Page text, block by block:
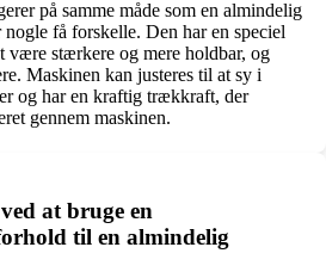
på samme måde som en almindelig
få forskelle. Den har en speciel
være stærkere og mere holdbar, og
Maskinen kan justeres til at sy i
og har en kraftig trækkraft, der
gennem maskinen.
at bruge en
til en almindelig